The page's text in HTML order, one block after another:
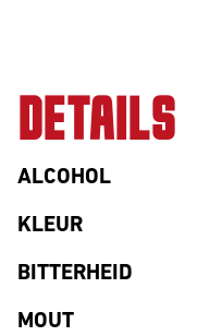
DETAILS
ALCOHOL
KLEUR
BITTERHEID
MOUT